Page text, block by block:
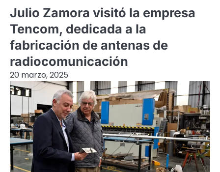
Julio Zamora visitó la empresa
Tencom, dedicada a la
fabricación de antenas de
radiocomunicación
20 marzo, 2025